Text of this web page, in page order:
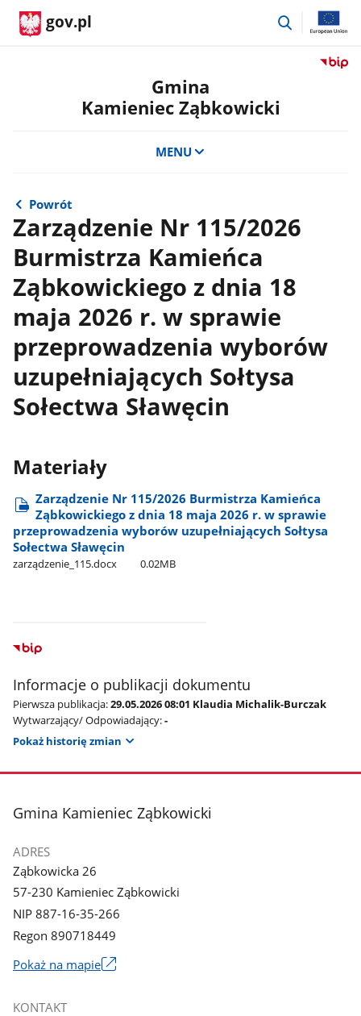
gov.pl
przejdź
Przejdź
Gmina
Kamieniec Ząbkowicki
MENU
Powrót
Zarządzenie Nr 115/2026
Burmistrza Kamieńca
Ząbkowickiego z dnia 18
maja 2026 r. w sprawie
przeprowadzenia wyborów
uzupełniających Sołtysa
Sołectwa Sławęcin
Materiały
Zarządzenie Nr 115/2026 Burmistrza Kamieńca
Ząbkowickiego z dnia 18 maja 2026 r. w sprawie
przeprowadzenia wyborów uzupełniających Sołtysa
Sołectwa Sławęcin
zarządzenie​_115.docx 0.02MB
Informacje o publikacji dokumentu
Pierwsza publikacja:29.05.2026 08:01 Klaudia Michalik-Burczak
Wytwarzający/ Odpowiadający:-
Pokaż historię zmian
stopka
Gmina Kamieniec Ząbkowicki
ADRES
Ząbkowicka 26
57-230 Kamieniec Ząbkowicki
NIP 887-16-35-266
Regon 890718449
Pokaż na mapieLink
KONTAKT